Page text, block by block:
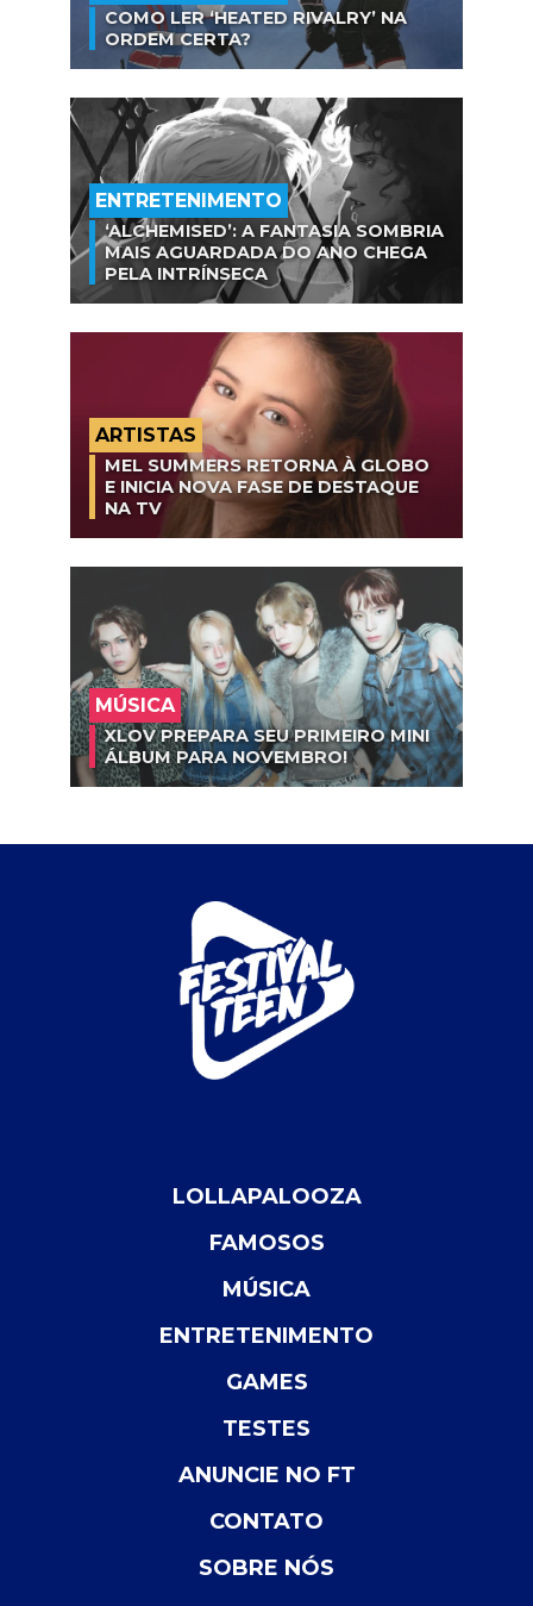
COMO LER ‘HEATED RIVALRY’ NA
ORDEM CERTA?
ENTRETENIMENTO
‘ALCHEMISED’: A FANTASIA SOMBRIA
MAIS AGUARDADA DO ANO CHEGA
PELA INTRÍNSECA
ARTISTAS
MEL SUMMERS RETORNA À GLOBO
E INICIA NOVA FASE DE DESTAQUE
NA TV
MÚSICA
XLOV PREPARA SEU PRIMEIRO MINI
ÁLBUM PARA NOVEMBRO!
LOLLAPALOOZA
FAMOSOS
MÚSICA
ENTRETENIMENTO
GAMES
TESTES
ANUNCIE NO FT
CONTATO
SOBRE NÓS